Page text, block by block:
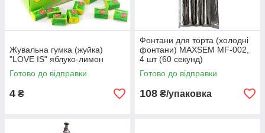
Жувальна гумка (жуйка)
"LOVE IS" яблуко-лимон
Готово до відправки
4 ₴
Фонтани для торта (холодні
фонтани) MAXSEM MF-002,
4 шт (60 секунд)
Готово до відправки
108 ₴/упаковка